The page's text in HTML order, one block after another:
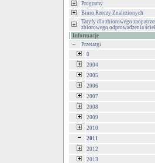
Programy
Biuro Rzeczy Znalezionych
Tatyfy dla zbiorowego
zbiorowego odprowadzenia
Informacje
Przetargi
0
2004
2005
2006
2007
2008
2009
2010
2011
2012
2013